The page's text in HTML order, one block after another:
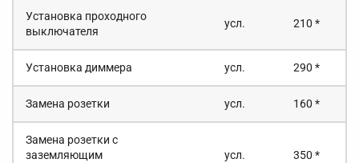
Установка проходного
выключателя
усл. 210 *
Установка диммера усл. 290 *
Замена розетки усл. 160 *
Замена розетки с
заземляющим
усл. 350 *